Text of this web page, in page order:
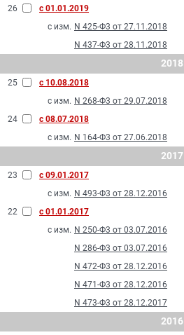
26
с 01.01.2019
с изм. N 425-Ф3 от 27.11.2018
N 437-Ф3 от 28.11.2018
2018
25
с 10.08.2018
с изм. N 268-Ф3 от 29.07.2018
24
с 08.07.2018
с изм. N 164-Ф3 от 27.06.2018
2017
23
с 09.01.2017
с изм. N 493-Ф3 от 28.12.2016
22
с 01.01.2017
с изм. N 250-Ф3 от 03.07.2016
N 286-Ф3 от 03.07.2016
N 472-Ф3 от 28.12.2016
N 471-Ф3 от 28.12.2016
N 473-Ф3 от 28.12.2017
2016